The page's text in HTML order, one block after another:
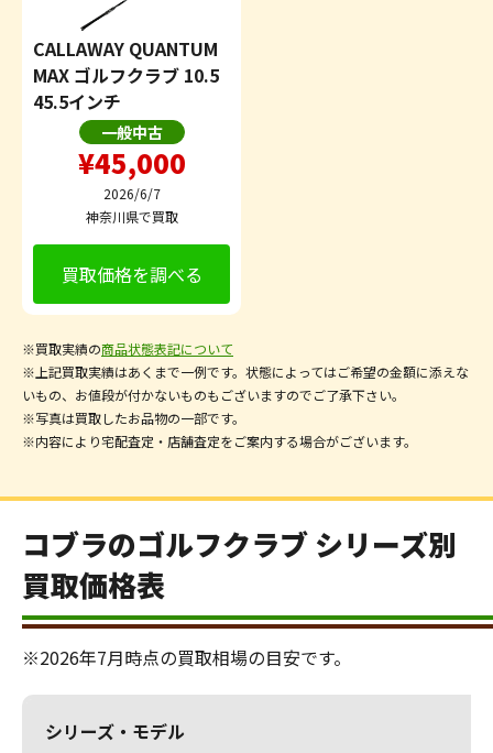
CALLAWAY QUANTUM
MAX ゴルフクラブ 10.5
45.5インチ
一般中古
¥45,000
2026/6/7
神奈川県で買取
買取価格を調べる
※買取実績の商品状態表記について
※上記買取実績はあくまで一例です。状態によってはご希望の金額に添えな
いもの、お値段が付かないものもございますのでご了承下さい。
※写真は買取したお品物の一部です。
※内容により宅配査定・店舗査定をご案内する場合がございます。
コブラのゴルフクラブ シリーズ別
買取価格表
※2026年7月時点の買取相場の目安です。
シリーズ・モデル